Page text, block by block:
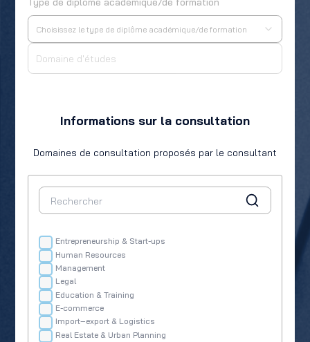
Choisissez le type de diplôme académique/de formation
Informations sur la consultation
Domaines de consultation proposés par le consultant
Entrepreneurship & Start-ups
Human Resources
Management
Legal
Education & Training
E-commerce
Import–export & Logistics
Real Estate & Urban Planning